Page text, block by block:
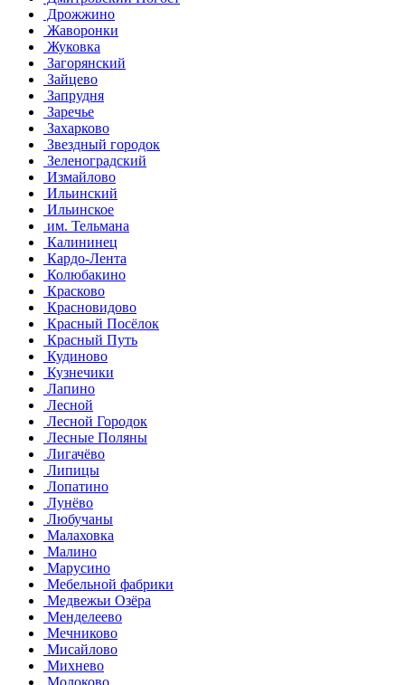
Дрожжино
Жаворонки
Жуковка
Загорянский
Зайцево
Запрудня
Заречье
Захарково
Звездный городок
Зеленоградский
Измайлово
Ильинский
Ильинское
им. Тельмана
Калининец
Кардо-Лента
Колюбакино
Красково
Красновидово
Красный Посёлок
Красный Путь
Кудиново
Кузнечики
Лапино
Лесной
Лесной Городок
Лесные Поляны
Лигачёво
Липицы
Лопатино
Лунёво
Любучаны
Малаховка
Малино
Марусино
Мебельной фабрики
Медвежьи Озёра
Менделеево
Мечниково
Мисайлово
Михнево
Молоково